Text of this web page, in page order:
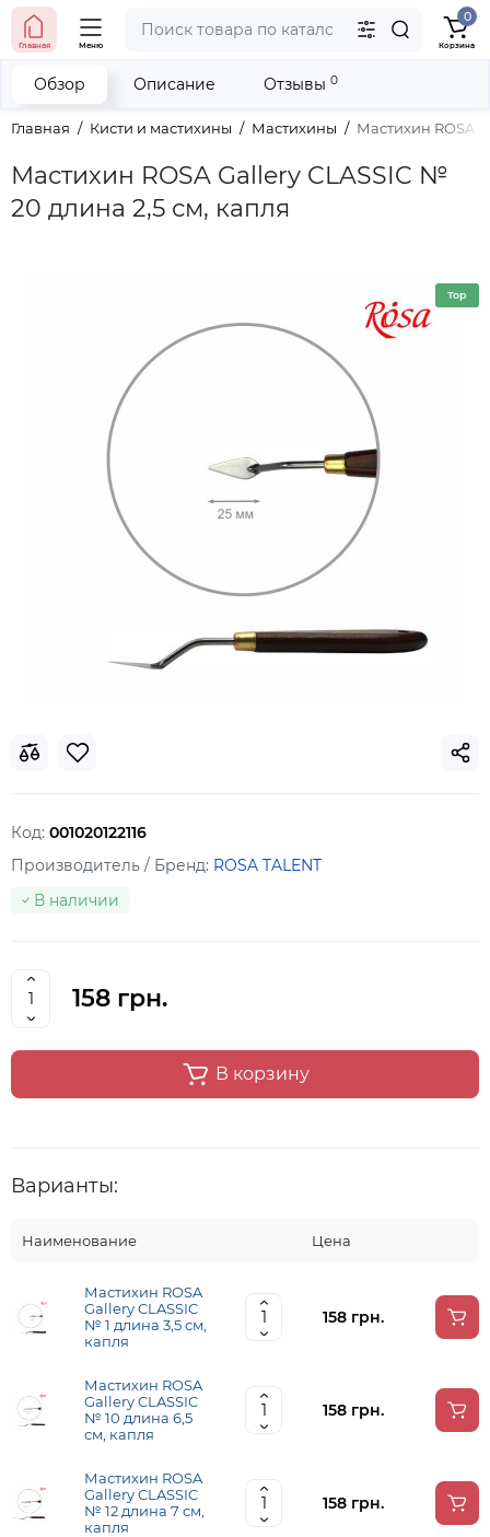
тел. (098) 673-42-06
наши контакты
Главная Меню
0
Корзина
Главная Кисти и мастихины Мастихины Мастихин ROSA
Мастихин ROSA Gallery CLASSIC №
20 длина 2,5 см, капля
Обзор Описание Отзывы 0
Top
Код: 001020122116
Производитель / Бренд: ROSA TALENT
В наличии
158 грн.
В корзину
Варианты:
Наименование Цена
Мастихин ROSA
Gallery CLASSIC
№ 1 длина 3,5 см,
капля
158 грн.
Мастихин ROSA
Gallery CLASSIC
№ 10 длина 6,5
см, капля
158 грн.
Мастихин ROSA
Gallery CLASSIC
№ 12 длина 7 см,
капля
158 грн.